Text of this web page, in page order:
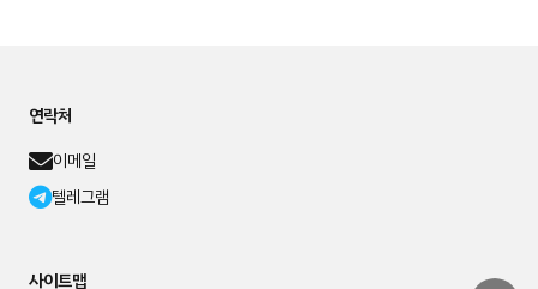
연락처
이메일
텔레그램
사이트맵